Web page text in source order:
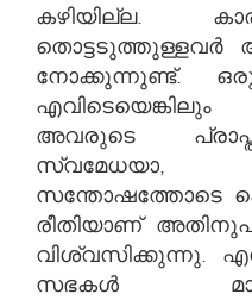
കഴിയില്ല.
തൊട്ടടുത്തുള്ളവർ
നോക്കുന്നുണ്ട്.
അവരുടെ
സ്വമേധയാ,
സന്തോഷത്തോടെ
രീതിയാണ്
വിശ്വസിക്കുന്നു.
സഭകൾ